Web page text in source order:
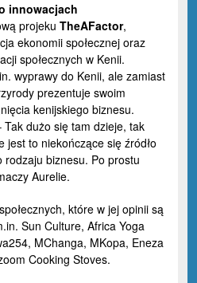
innowacjach
projeku TheAFactor,
ekonomii społecznej oraz
społecznych w Kenii.
wyprawy do Kenii, ale zamiast
prezentuje swoim
kenijskiego biznesu.
dużo się tam dzieje, tak
jest to niekończące się źródło
rodzaju biznesu. Po prostu
Aurelie.
które w jej opinii są
Sun Culture, Africa Yoga
MChanga, MKopa, Eneza
Cooking Stoves.